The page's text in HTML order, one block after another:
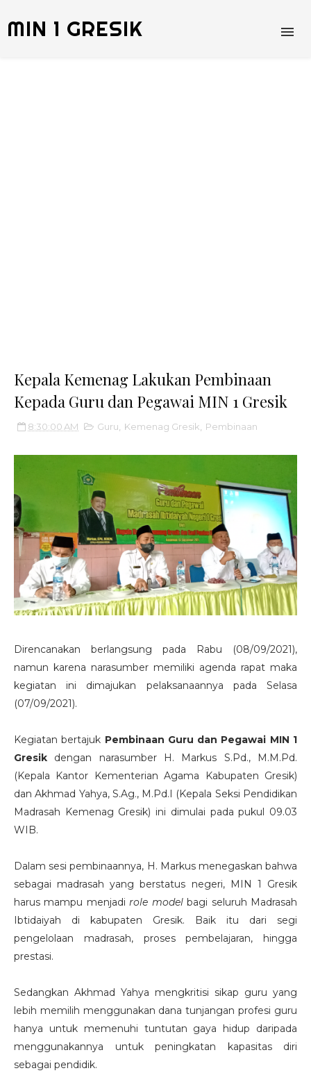
MIN 1 GRESIK
Kepala Kemenag Lakukan Pembinaan
Kepada Guru dan Pegawai MIN 1 Gresik
8:30:00 AM Guru Kemenag Gresik Pembinaan
Direncanakan berlangsung pada Rabu (08/09/2021),
namun karena narasumber memiliki agenda rapat maka
kegiatan ini dimajukan pelaksanaannya pada Selasa
(07/09/2021).
Kegiatan bertajuk Pembinaan Guru dan Pegawai MIN 1
Gresik dengan narasumber H. Markus S.Pd., M.M.Pd.
(Kepala Kantor Kementerian Agama Kabupaten Gresik)
dan Akhmad Yahya, S.Ag., M.Pd.I (Kepala Seksi Pendidikan
Madrasah Kemenag Gresik) ini dimulai pada pukul 09.03
WIB.
Dalam sesi pembinaannya, H. Markus menegaskan bahwa
sebagai madrasah yang berstatus negeri, MIN 1 Gresik
harus mampu menjadirole modelbagi seluruh Madrasah
Ibtidaiyah di kabupaten Gresik. Baik itu dari segi
pengelolaan madrasah, proses pembelajaran, hingga
prestasi.
Sedangkan Akhmad Yahya mengkritisi sikap guru yang
lebih memilih menggunakan dana tunjangan profesi guru
hanya untuk memenuhi tuntutan gaya hidup daripada
menggunakannya untuk peningkatan kapasitas diri
sebagai pendidik.